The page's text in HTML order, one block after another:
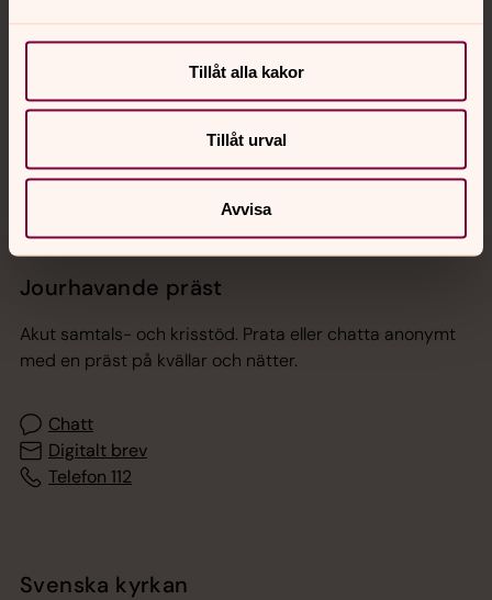
Tillåt alla kakor
Tillåt urval
Avvisa
Hitta snabbt
Sociala kanaler
Jourhavande präst
Akut samtals- och krisstöd. Prata eller chatta anonymt
med en präst på kvällar och nätter.
Chatt
Digitalt brev
Telefon 112
Svenska kyrkan